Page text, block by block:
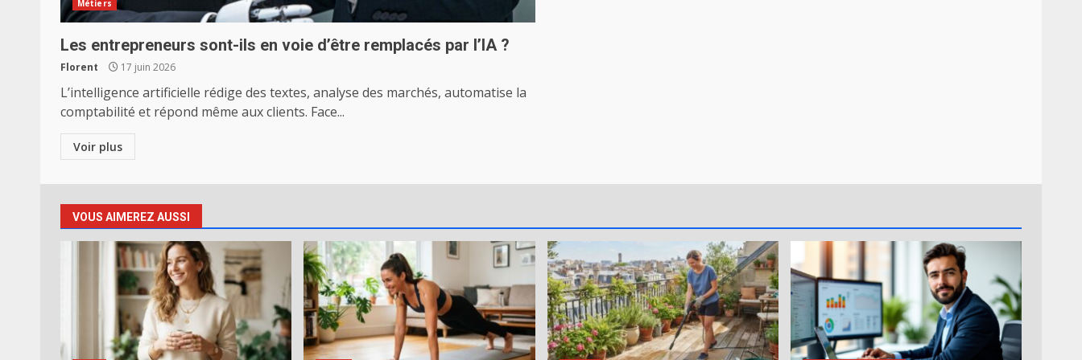
Métiers
Les entrepreneurs sont-ils en voie d’être remplacés par l’IA ?
Florent 17 juin 2026
L’intelligence artificielle rédige des textes, analyse des marchés, automatise la
comptabilité et répond même aux clients. Face...
Voir plus
VOUS AIMEREZ AUSSI